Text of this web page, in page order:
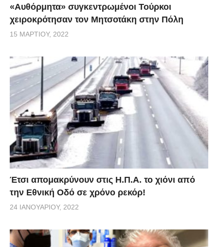
«Αυθόρμητα» συγκεντρωμένοι Τούρκοι
χειροκρότησαν τον Μητσοτάκη στην Πόλη
15 ΜΑΡΤΊΟΥ, 2022
Έτσι απομακρύνουν στις Η.Π.Α. το χιόνι από
την Εθνική Οδό σε χρόνο ρεκόρ!
24 ΙΑΝΟΥΑΡΊΟΥ, 2022